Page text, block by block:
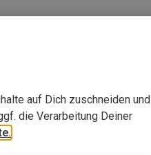
auf Dich zuschneiden und
die Verarbeitung Deiner